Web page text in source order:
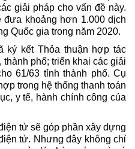
giải pháp cho vấn đề này.
khoảng hơn 1.000 dịch
Quốc gia trong năm 2020.
ký kết Thỏa thuận hợp tác
phố; triển khai các giải
61/63 tỉnh thành phố. Cụ
trong hệ thống thanh toán
y tế, hành chính công của
tử sẽ góp phần xây dựng
tử. Nhưng đây không chỉ